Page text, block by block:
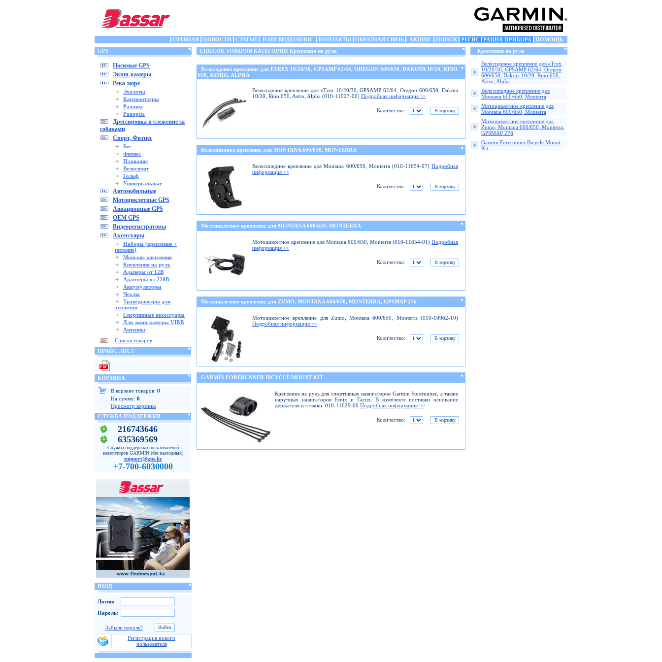
ГЛАВНАЯ НОВОСТИ СТАТЬИ НАШ ВИДЕОБЛОГ КОНТАКТЫ ОБРАТНАЯ СВЯЗЬ АКЦИИ ПОИСК РЕГИСТРАЦИЯ ПРИБОРА
ПОМОЩЬ
GPS
Носимые GPS
Экшн-камеры
Река-море
Эхолоты
Картплоттеры
Радары
Panoptix
Дрессировка и слежение за
собаками
Спорт, Фитнес
Бег
Фитнес
Плавание
Велоспорт
Гольф
Универсальные
Автомобильные
Мотоциклетные GPS
Авиационные GPS
OEM GPS
Видеорегистраторы
Аксессуары
Наборы (крепление +
питание)
Морские крепления
Крепления на руль
Адаперы от 12В
Адаптеры от 220В
Аккумуляторы
Чехлы
Трансдьюсеры для
эхолотов
Спортивные аксессуары
Для экшн-камеры VIRB
Антенны
Список товаров
ПРАЙС ЛИСТ
КОРЗИНА
В корзине товаров: 0
На сумму: 0
Просмотр корзины
СЛУЖБА ПОДДЕРЖКИ
216743646
635369569
Служба поддержки пользователей
навигаторов GARMIN (без выходных)
support@gps.kz
+7-700-6030000
ВХОД
Логин:
Пароль:
Забыли пароль?
Регистрация нового
пользователя
СПИСОК ТОВАРОВ КАТЕГОРИИ Крепления на руль
Велосиденое крепление для ETREX 10/20/30, GPSAMP 62/64, OREGON 600/650, DAKOTA 10/20, RINO
650, ASTRO, ALPHA
Велосиденое крепление для eTrex 10/20/30, GPSAMP 62/64, Oregon 600/650, Dakota
10/20, Rino 650, Astro, Alpha (010-11023-00) Подробная информация >>
Количество:
Велосипедное крепление для MONTANA 600/650, MONTERRA
Велосипедное крепление для Montana 600/650, Monterra (010-11654-07) Подробная
информация >>
Количество:
Мотоциклетное крепление для MONTANA 600/650, MONTERRA
Мотоциклетное крепление для Montana 600/650, Monterra (010-11654-01) Подробная
информация >>
Количество:
Мотоциклетное крепление для ZUMO, MONTANA 600/650, MONTERRA, GPSMAP 276
Мотоциклетное крепление для Zumo, Montana 600/650, Monterra (010-10962-10)
Подробная информация >>
Количество:
GARMIN FORERUNNER BICYCLE MOUNT KIT
Крепление на руль для спортивных навигаторов Garmin Forerunner, а также
наручных навигаторов Fenix и Tactix. В комплекте поставки основание
держателя и стяжки. 010-11029-00 Подробная информация >>
Количество:
Крепления на руль
Велосиденое крепление для eTrex
10/20/30, GPSAMP 62/64, Oregon
600/650, Dakota 10/20, Rino 650,
Astro, Alpha
Велосипедное крепление для
Montana 600/650, Monterra
Мотоциклетное крепление для
Montana 600/650, Monterra
Мотоциклетное крепление для
Zumo, Montana 600/650, Monterra,
GPSMAP 276
Garmin Forerunner Bicycle Mount
Kit